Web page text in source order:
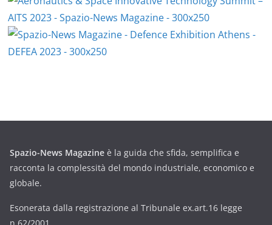
Spazio-News Magazine è la guida che sfida, semplifica e
racconta la complessità del mondo industriale, economico e
globale.
Esonerata dalla registrazione al Tribunale ex.art.16 legge